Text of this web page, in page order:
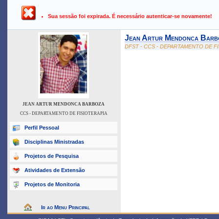
UFPB ›
Sua sessão foi expirada. É necessário autenticar-se novamente!
JEAN ARTUR MENDONCA BARBOZA
CCS - DEPARTAMENTO DE FISIOTERAPIA
Perfil Pessoal
Disciplinas Ministradas
Projetos de Pesquisa
Atividades de Extensão
Projetos de Monitoria
Ir ao Menu Principal
Jean Artur Mendonca
DFST - CCS - DEPARTAMENTO DE